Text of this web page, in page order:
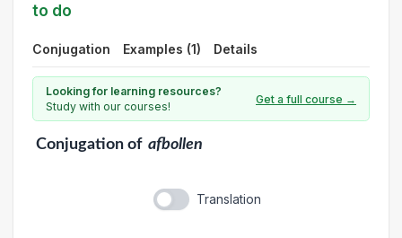
to do
Conjugation Examples (1) Details
Looking for learning resources?
Study with our courses!
Get a full course →
Conjugationof afbollen
Translation